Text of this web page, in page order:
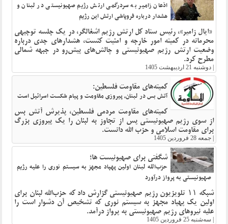
اذعان زامیر به سردرگمی ارتش رژیم صهیونیستی در لبنان و
هشدار درباره فروپاشی ارتش این رژیم
«ایال زامیر»، رئیس ستاد کل ارتش رژیم اشغالگر، در یک جلسه توجیهی
محرمانه در کمیته امور خارجه و امنیت کنست، هشدارهای جدی درباره
وضعیت ارتش رژیم صهیونیستی و چالش‌های پیش‌رو در جبهه شمالی
مطرح کرد.
دوشنبه 21 اردیبهشت 1405
کمیته‌های مقاومت فلسطین:
آتش بس در لبنان، پیروزی مقاومت و پیام شکست اسرائیل است
کمیته‌های مقاومت مردمی فلسطین، پذیرش آتش بس
از سوی رژیم صهیونیستی پس از تجاوز به لبنان را یک پیروزی بزرگ
برای مقاومت اسلامی و حزب الله دانست.
جمعه 28 فروردین 1405
شگفتی برای صهیونیست ها؛
حزب‌الله لبنان اولین پهپاد مجهز به سیستم نوری را علیه رژیم
صهیونیستی به پرواز درآورد
شبکه ۱۱ تلویزیون رژیم صهیونیستی گزارش داد که حزب‌الله لبنان برای
اولین یک پهپاد مجهز به سیستم نوری که تشخیص آن دشوار است را
علیه نیروهای رژیم صهیونیستی به پرواز درآمد.
سه‌شنبه 25 فروردین 1405